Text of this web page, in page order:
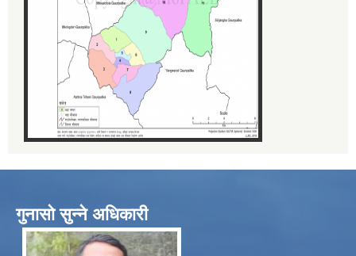
गुनासो सुन्ने अधिकारी